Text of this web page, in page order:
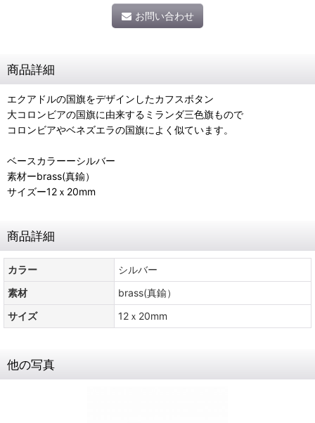
お問い合わせ
商品詳細
エクアドルの国旗をデザインしたカフスボタン
大コロンビアの国旗に由来するミランダ三色旗もので
コロンビアやベネズエラの国旗によく似ています。
ベースカラーーシルバー
素材ーbrass(真鍮）
サイズー12ｘ20mm
商品詳細
カラー
シルバー
素材
brass(真鍮）
サイズ
12ｘ20mm
他の写真